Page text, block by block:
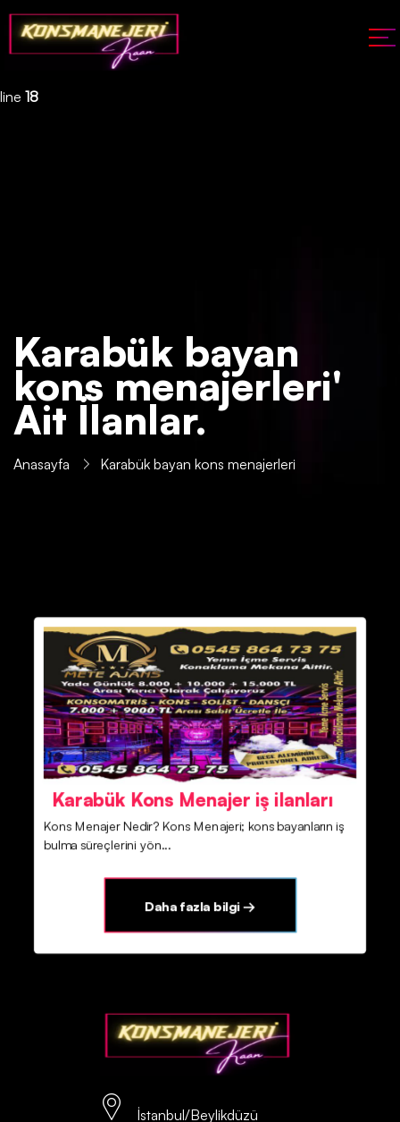
Deprecated: json_decode(): Passing null to parameter #1 ($json)
of type string is deprecated in
/home/konsmenajericom/public_html/api/kontrol/etiket.php
line 18
Karabük bayan
kons menajerleri'
Ait İlanlar.
Anasayfa Karabük bayan kons menajerleri
Karabük Kons Menajer iş ilanları
Kons Menajer Nedir? Kons Menajeri; kons bayanların iş
bulma süreçlerini yön...
Daha fazla bilgi →
İstanbul/Beylikdüzü